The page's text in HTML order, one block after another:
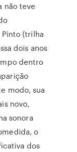
não teve
(trilha
dois anos
dentro
modo, sua
novo,
sonora
o
dos